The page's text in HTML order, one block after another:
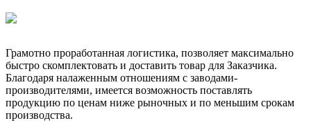
Грамотно проработанная логистика, позволяет максимально
быстро скомплектовать и доставить товар для Заказчика.
Благодаря налаженным отношениям с заводами-
производителями, имеется возможность поставлять
продукцию по ценам ниже рыночных и по меньшим срокам
производства.